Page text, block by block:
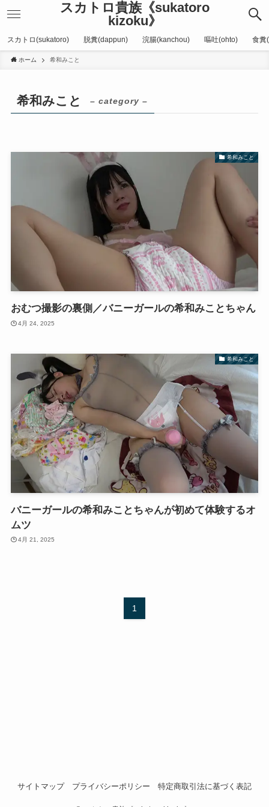
スカトロ貴族《sukatoro
kizoku》
スカトロ(sukatoro) 脱糞(dappun) 浣腸(kanchou) 嘔吐(ohto) 食糞
ホーム 希和みこと
希和みこと – category –
希和みこと
おむつ撮影の裏側／バニーガールの希和みことちゃん
4月 24, 2025
希和みこと
バニーガールの希和みことちゃんが初めて体験するオ
ムツ
4月 21, 2025
1
サイトマップ プライバシーポリシー 特定商取引法に基づく表記